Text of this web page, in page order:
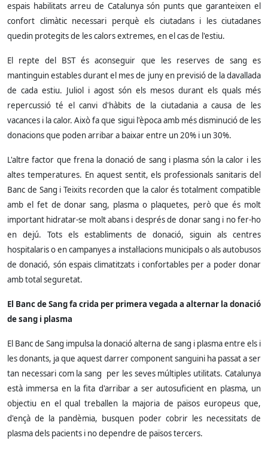
espais habilitats arreu de Catalunya són punts que garanteixen el
confort climàtic necessari perquè els ciutadans i les ciutadanes
quedin protegits de les calors extremes, en el cas de l'estiu.
El repte del BST és aconseguir que les reserves de sang es
mantinguin estables durant el mes de juny en previsió de la davallada
de cada estiu. Juliol i agost són els mesos durant els quals més
repercussió té el canvi d'hàbits de la ciutadania a causa de les
vacances i la calor. Això fa que sigui l'època amb més disminució de les
donacions que poden arribar a baixar entre un 20% i un 30%.
L'altre factor que frena la donació de sang i plasma són la calor i les
altes temperatures. En aquest sentit, els professionals sanitaris del
Banc de Sang i Teixits recorden que la calor és totalment compatible
amb el fet de donar sang, plasma o plaquetes, però que és molt
important hidratar-se molt abans i després de donar sang i no fer-ho
en dejú. Tots els establiments de donació, siguin als centres
hospitalaris o en campanyes a instal·lacions municipals o als autobusos
de donació, són espais climatitzats i confortables per a poder donar
amb total seguretat.
El Banc de Sang fa crida per primera vegada a alternar la donació
de sang i plasma
El Banc de Sang impulsa la donació alterna de sang i plasma entre els i
les donants, ja que aquest darrer component sanguini ha passat a ser
tan necessari com la sang per les seves múltiples utilitats. Catalunya
està immersa en la fita d'arribar a ser autosuficient en plasma, un
objectiu en el qual treballen la majoria de països europeus que,
d'ençà de la pandèmia, busquen poder cobrir les necessitats de
plasma dels pacients i no dependre de països tercers.